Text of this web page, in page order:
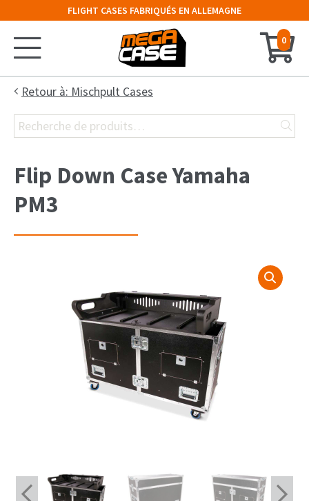
FLIGHT CASES FABRIQUÉS EN ALLEMAGNE
0
Accueil
Configurateur
Malles
Fait sur mesure
Deutsch
Retour à: Mischpult Cases
Recherche
pour :
Flip Down Case Yamaha
PM3